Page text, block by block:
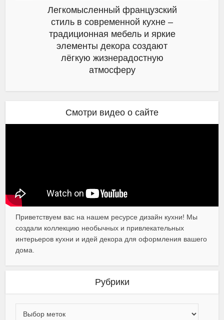
Легкомысленный французский
стиль в современной кухне –
традиционная мебель и яркие
элементы декора создают
лёгкую жизнерадостную
атмосферу
Смотри видео о сайте
Приветствуем вас на нашем ресурсе дизайн кухни! Мы
создали коллекцию необычных и привлекательных
интерьеров кухни и идей декора для оформления вашего
дома.
Рубрики